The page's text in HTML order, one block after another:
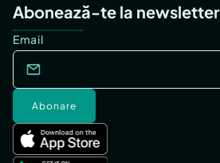
Abonează-te la newsletter
Email
Abonare